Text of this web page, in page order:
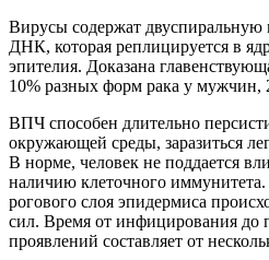
Вирусы содержат двуспиральную
ДНК, которая реплицируется в
эпителия. Доказана
10% разных форм рака у
ВПЧ способен длительно
окружающей среды, заразиться
В норме, человек не поддается
наличию клеточного
рогового слоя эпидермиса
сил. Время от инфицирования до
проявлений составляет от